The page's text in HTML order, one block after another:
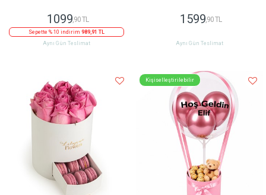
1099 ,90 TL
Sepette % 10 indirim 989,91 TL
Aynı Gün Teslimat
1599 ,90 TL
Aynı Gün Teslimat
Kişiselleştirilebilir